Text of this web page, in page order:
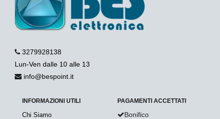
3279928138
Lun-Ven dalle 10 alle 13
info@bespoint.it
INFORMAZIONI UTILI
Chi Siamo
PAGAMENTI ACCETTATI
Bonifico